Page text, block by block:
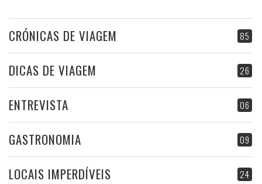
85
CRÓNICAS DE VIAGEM
26
DICAS DE VIAGEM
06
ENTREVISTA
09
GASTRONOMIA
24
LOCAIS IMPERDÍVEIS